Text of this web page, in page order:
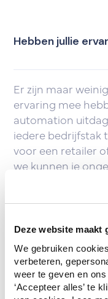
Deze website maakt
We gebruiken
verbeteren,
weer te geven en
‘Accepteer alles’ te
Hebben jullie
Er zijn maar
ervaring mee
automation
iedere bedrijfstak
voor een retailer
we kunnen je
automation
De markt wordt
automation tools.